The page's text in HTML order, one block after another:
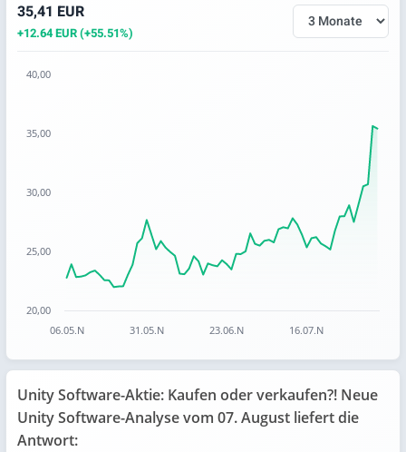
35,41 EUR
+12.64 EUR (+55.51%)
Chart with 67 data points.
The chart has 1 Y axis displaying values. Data ranges from
06.05.N 31.05.N 23.06.N 16.07.N
20,00
25,00
30,00
35,00
40,00
Unity Software-Aktie: Kaufen oder verkaufen?! Neue
Unity Software-Analyse vom 07. August liefert die
Antwort: